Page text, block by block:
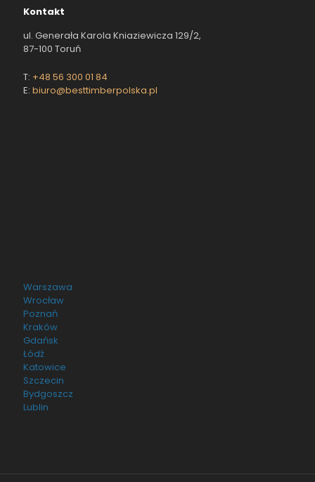
Kontakt
ul. Generała Karola Kniaziewicza 129/2,
87-100 Toruń
T: +48 56 300 01 84
E: biuro@besttimberpolska.pl
Warszawa
Wrocław
Poznań
Kraków
Gdańsk
Łódź
Katowice
Szczecin
Bydgoszcz
Lublin